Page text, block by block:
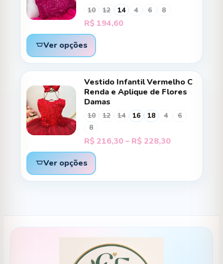
10 12 14 4 6 8
R$ 194,60
Ver opções
Vestido Infantil Vermelho C
Renda e Aplique de Flores
Damas
10 12 14 16 18 4
6
8
R$ 216,30– R$ 228,30Faixa
R$ 216,30
através
Ver opções